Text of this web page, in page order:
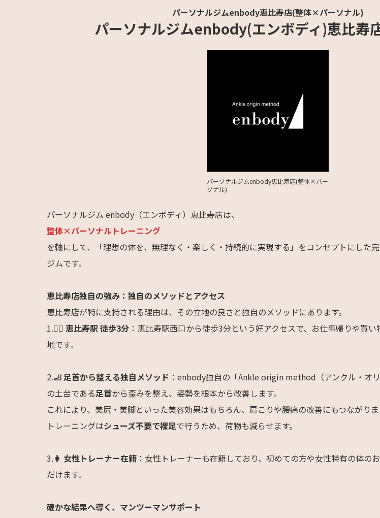
パーソナルジムenbody恵比寿店(整体×パーソナル)
パーソナルジムenbody(エンボディ)恵比寿
パーソナルジムenbody恵比寿店(整体×パー
ソナル)
パーソナルジム enbody（エンボディ）恵比寿店は、
整体×パーソナルトレーニング
を軸にして、「理想の体を、無理なく・楽しく・持続的に実現する」をコンセプトにした
ジムです。
恵比寿店独自の強み：独自のメソッドとアクセス
恵比寿店が特に支持される理由は、その立地の良さと独自のメソッドにあります。
1.🚶‍♀️ 恵比寿駅 徒歩3分 ：恵比寿駅西口から徒歩3分という好アクセスで、お仕事帰りや買
地です。
2.🦶 足首から整える独自メソッド ：enbody独自の「Ankle origin method（アンクル・オ
の土台である足首から歪みを整え、姿勢を根本から改善します。
これにより、美尻・美脚といった美容効果はもちろん、肩こりや腰痛の改善にもつながりま
トレーニングはシューズ不要で裸足で行うため、荷物も減らせます。
3. 👩 女性トレーナー在籍 ：女性トレーナーも在籍しており、初めての方や女性特有の体の
だけます。
確かな結果へ導く、マンツーマンサポート